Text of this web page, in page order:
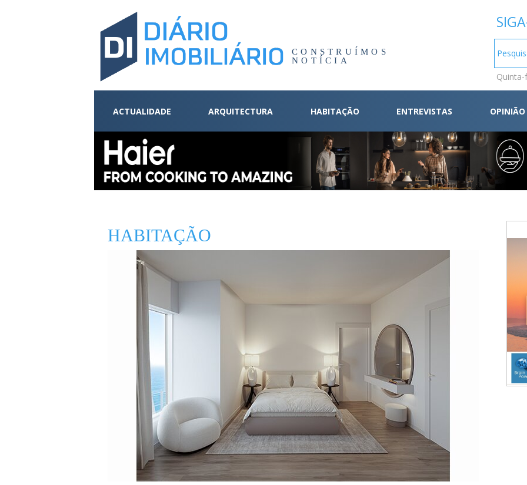
CONSTRUÍMOS
NOTÍCIA
ACTUALIDADE ARQUITECTURA HABITAÇÃO ENTREVISTAS OPINIÃO
HABITAÇÃO